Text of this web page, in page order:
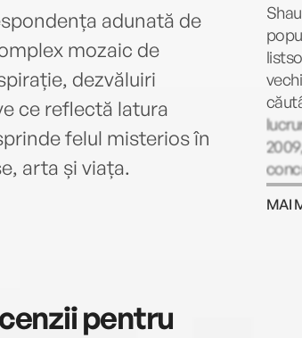
adunată de
mozaic de
dezvăluiri
ce reflectă latura
felul misterios în
arta și viața.
pentru
MAI